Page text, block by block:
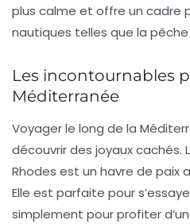
plus calme et offre un cadre
nautiques telles que la pêche
Les incontournables
Méditerranée
Voyager le long de la
découvrir des joyaux cachés.
Rhodes est un havre de paix
Elle est parfaite pour
simplement pour profiter